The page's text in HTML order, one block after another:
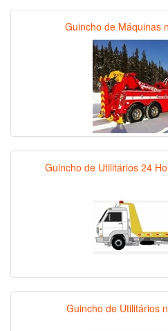
Guincho de Máquinas
Guincho de Utilitários 24
Guincho de Utilitários